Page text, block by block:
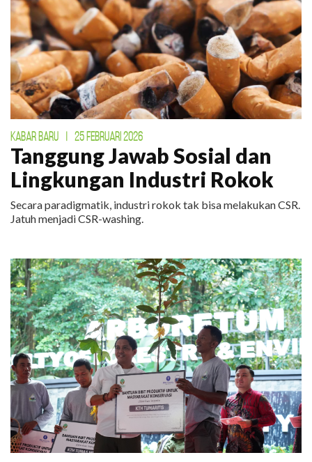
KABAR BARU 25 FEBRUARI 2026
Tanggung Jawab Sosial dan
Lingkungan Industri Rokok
Secara paradigmatik, industri rokok tak bisa melakukan CSR.
Jatuh menjadi CSR-washing.